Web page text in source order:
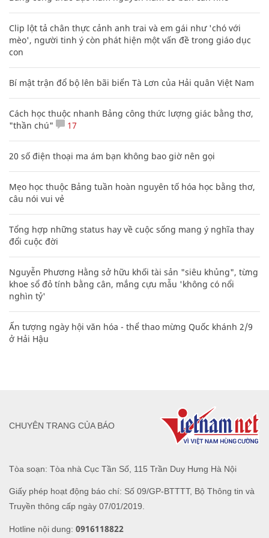
Clip lột tả chân thực cảnh anh trai và em gái như 'chó với
mèo', người tinh ý còn phát hiện một vấn đề trong giáo dục
con
Bí mật trận đổ bộ lên bãi biển Tà Lơn của Hải quân Việt Nam
Cách học thuộc nhanh Bảng công thức lượng giác bằng thơ,
"thần chú"
17
20 số điện thoại ma ám bạn không bao giờ nên gọi
Mẹo học thuộc Bảng tuần hoàn nguyên tố hóa học bằng thơ,
câu nói vui vẻ
Tổng hợp những status hay về cuộc sống mang ý nghĩa thay
đổi cuộc đời
Nguyễn Phương Hằng sở hữu khối tài sản "siêu khủng", từng
khoe sổ đỏ tính bằng cân, mắng cựu mẫu 'không có nổi
nghìn tỷ'
Ấn tượng ngày hội văn hóa - thể thao mừng Quốc khánh 2/9
ở Hải Hậu
Tòa soạn: Tòa nhà Cục Tần Số, 115 Trần Duy Hưng Hà Nội
Giấy phép hoạt động báo chí: Số 09/GP-BTTTT, Bộ Thông tin và
Truyền thông cấp ngày 07/01/2019.
Hotline nội dung: 0916118822
CHUYÊN TRANG CỦA BÁO